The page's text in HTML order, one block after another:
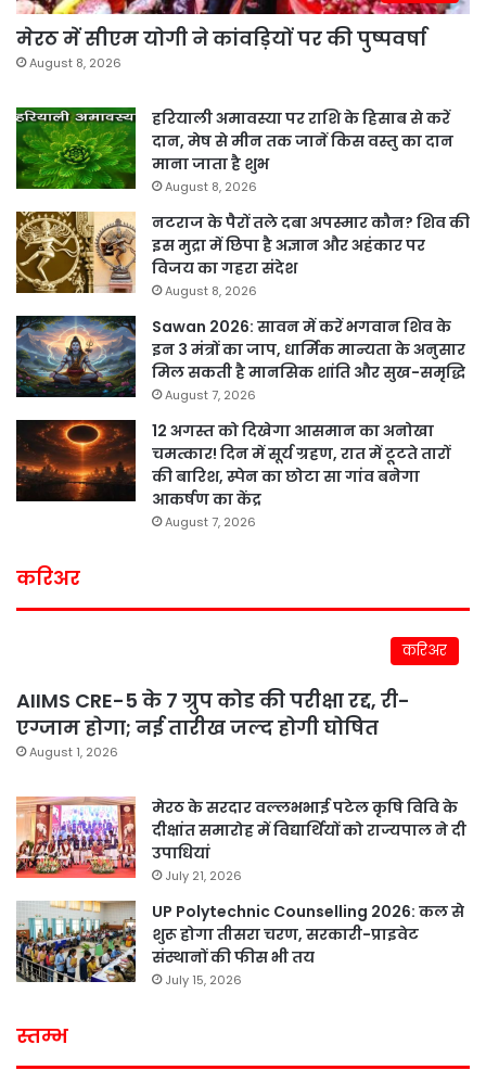
मेरठ में सीएम योगी ने कांवड़ियों पर की पुष्पवर्षा
August 8, 2026
हरियाली अमावस्या पर राशि के हिसाब से करें
दान, मेष से मीन तक जानें किस वस्तु का दान
माना जाता है शुभ
August 8, 2026
नटराज के पैरों तले दबा अपस्मार कौन? शिव की
इस मुद्रा में छिपा है अज्ञान और अहंकार पर
विजय का गहरा संदेश
August 8, 2026
Sawan 2026: सावन में करें भगवान शिव के
इन 3 मंत्रों का जाप, धार्मिक मान्यता के अनुसार
मिल सकती है मानसिक शांति और सुख-समृद्धि
August 7, 2026
12 अगस्त को दिखेगा आसमान का अनोखा
चमत्कार! दिन में सूर्य ग्रहण, रात में टूटते तारों
की बारिश, स्पेन का छोटा सा गांव बनेगा
आकर्षण का केंद्र
August 7, 2026
करिअर
करिअर
AIIMS CRE-5 के 7 ग्रुप कोड की परीक्षा रद्द, री-
एग्जाम होगा; नई तारीख जल्द होगी घोषित
August 1, 2026
मेरठ के सरदार वल्लभभाई पटेल कृषि विवि के
दीक्षांत समारोह में विद्यार्थियों को राज्यपाल ने दी
उपाधियां
July 21, 2026
UP Polytechnic Counselling 2026: कल से
शुरू होगा तीसरा चरण, सरकारी-प्राइवेट
संस्थानों की फीस भी तय
July 15, 2026
स्तम्भ